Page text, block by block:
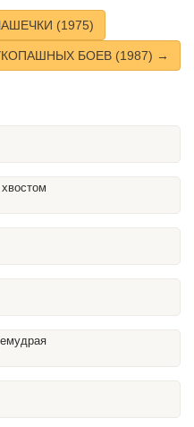
(1975)
БОЕВ (1987) →